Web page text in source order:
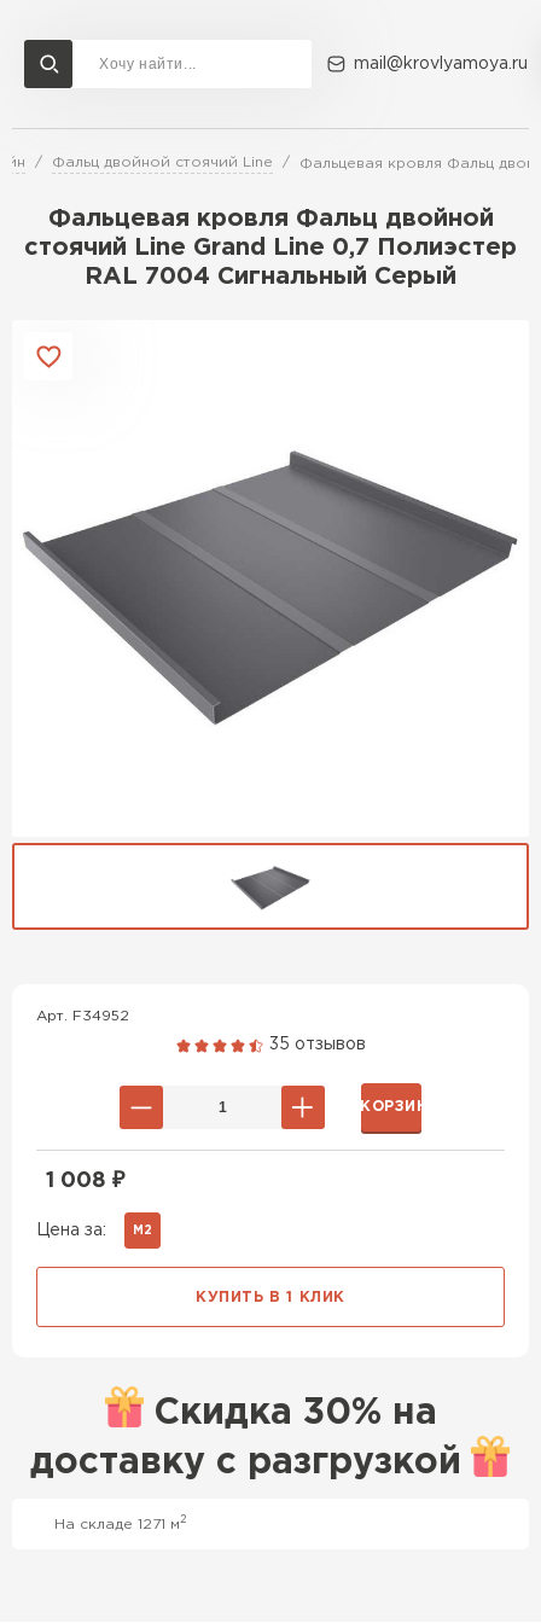
mail@krovlyamoya.ru
Фальц двойной стоячий Line Фальцевая кровля Фальц
Фальцевая кровля Фальц двойной
стоячий Line Grand Line 0,7 Полиэстер
RAL 7004 Сигнальный Серый
Арт. F34952
35 отзывов
Цена за: М2
1 008 ₽
В КОРЗИНУ
КУПИТЬ В 1 КЛИК
Скидка 30% на
доставку с разгрузкой
На складе 1271 м 2
Сервисы расчета
Расчет штакетника для забора
Расчет водостока
Расчет софитов для кровли
Расчет кровли из профнастила
Доставка Контакты